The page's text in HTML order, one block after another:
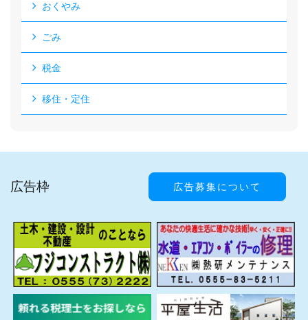
おくやみ
ごみ
税金
移住・定住
広告枠 広告募集について